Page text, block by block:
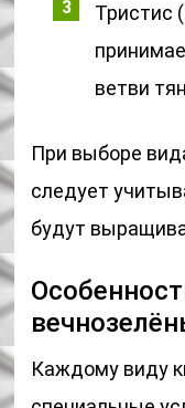
Тристис
ветви
При выборе
следует
будут
Каждому виду